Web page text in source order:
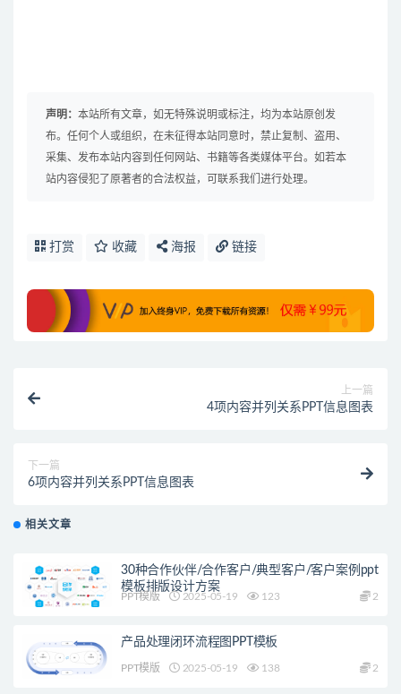
声明： 本站所有文章，如无特殊说明或标注，均为本站原创发
布。任何个人或组织，在未征得本站同意时，禁止复制、盗用、
采集、发布本站内容到任何网站、书籍等各类媒体平台。如若本
站内容侵犯了原著者的合法权益，可联系我们进行处理。
打赏 收藏 海报 链接
上一篇
4项内容并列关系PPT信息图表
下一篇
6项内容并列关系PPT信息图表
相关文章
30种合作伙伴/合作客户/典型客户/客户案例ppt
模板排版设计方案
PPT模版 2025-05-19 123 2
产品处理闭环流程图PPT模板
PPT模版 2025-05-19 138 2